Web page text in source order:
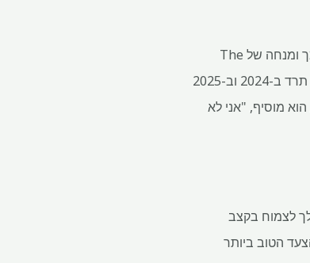
כמובן, כשזה מגיע לתחזיות, אף אחד לא יודע בדיוק מה יעשו השווקים, אומר בריאן פרסטון, מתכנן פיננסי מוסמך ומנחה של The
Money Guy Show. "אפילו כמתכנן פיננסי, אני לא יוצא מן הכלל", אומר פרסטון. "הפד הצביע על כך שהריבית תרד ב-2024 וב-2025
הנראה במחצית השנייה של 2024". בטווח הקרוב, הוא מוסיף, "אני לא
לצמוח בקצב
הטוב ביותר